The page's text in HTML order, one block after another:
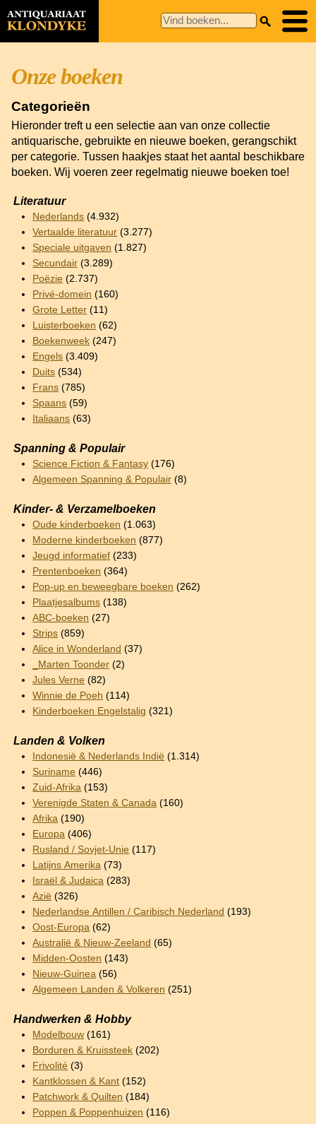
Onze boeken
Categorieën
Hieronder treft u een selectie aan van onze collectie
antiquarische, gebruikte en nieuwe boeken, gerangschikt
per categorie. Tussen haakjes staat het aantal beschikbare
boeken. Wij voeren zeer regelmatig nieuwe boeken toe!
Literatuur
Nederlands (4.932)
Vertaalde literatuur (3.277)
Speciale uitgaven (1.827)
Secundair (3.289)
Poëzie (2.737)
Privé-domein (160)
Grote Letter (11)
Luisterboeken (62)
Boekenweek (247)
Engels (3.409)
Duits (534)
Frans (785)
Spaans (59)
Italiaans (63)
Spanning & Populair
Science Fiction & Fantasy (176)
Algemeen Spanning & Populair (8)
Kinder- & Verzamelboeken
Oude kinderboeken (1.063)
Moderne kinderboeken (877)
Jeugd informatief (233)
Prentenboeken (364)
Pop-up en beweegbare boeken (262)
Plaatjesalbums (138)
ABC-boeken (27)
Strips (859)
Alice in Wonderland (37)
_Marten Toonder (2)
Jules Verne (82)
Winnie de Poeh (114)
Kinderboeken Engelstalig (321)
Landen & Volken
Indonesië & Nederlands Indië (1.314)
Suriname (446)
Zuid-Afrika (153)
Verenigde Staten & Canada (160)
Afrika (190)
Europa (406)
Rusland / Sovjet-Unie (117)
Latijns Amerika (73)
Israël & Judaica (283)
Azië (326)
Nederlandse Antillen / Caribisch Nederland (193)
Oost-Europa (62)
Australië & Nieuw-Zeeland (65)
Midden-Oosten (143)
Nieuw-Guinea (56)
Algemeen Landen & Volkeren (251)
Handwerken & Hobby
Modelbouw (161)
Borduren & Kruissteek (202)
Frivolité (3)
Kantklossen & Kant (152)
Patchwork & Quilten (184)
Poppen & Poppenhuizen (116)